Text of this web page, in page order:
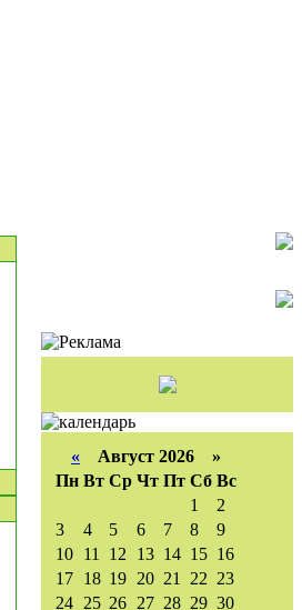
« Август 2026 »
Пн Вт Ср Чт Пт Сб Вс
1
2
3
4 5 6 7 8
9
10 11 12 13 14 15 16
17 18 19 20 21 22 23
24 25 26 27 28 29 30